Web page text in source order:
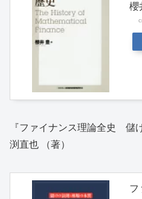
櫻
『ファイナンス理論全史 儲
渕直也 （著）
フ